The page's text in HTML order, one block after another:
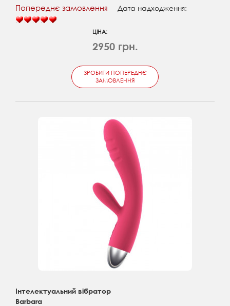
Попереднє замовлення Дата надходження:
ЦІНА:
2950 грн.
ЗРОБИТИ ПОПЕРЕДНЄ
ЗАМОВЛЕННЯ
Інтелектуальний вібратор
Barbara